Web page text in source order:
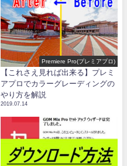
Premiere Pro(プレミアプロ)
【これさえ見れば出来る】プレミ
アプロでカラーグレーディングの
やり方を解説
2019.07.14